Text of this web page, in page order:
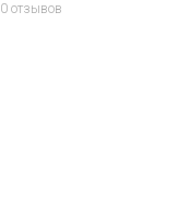
0 отзывов